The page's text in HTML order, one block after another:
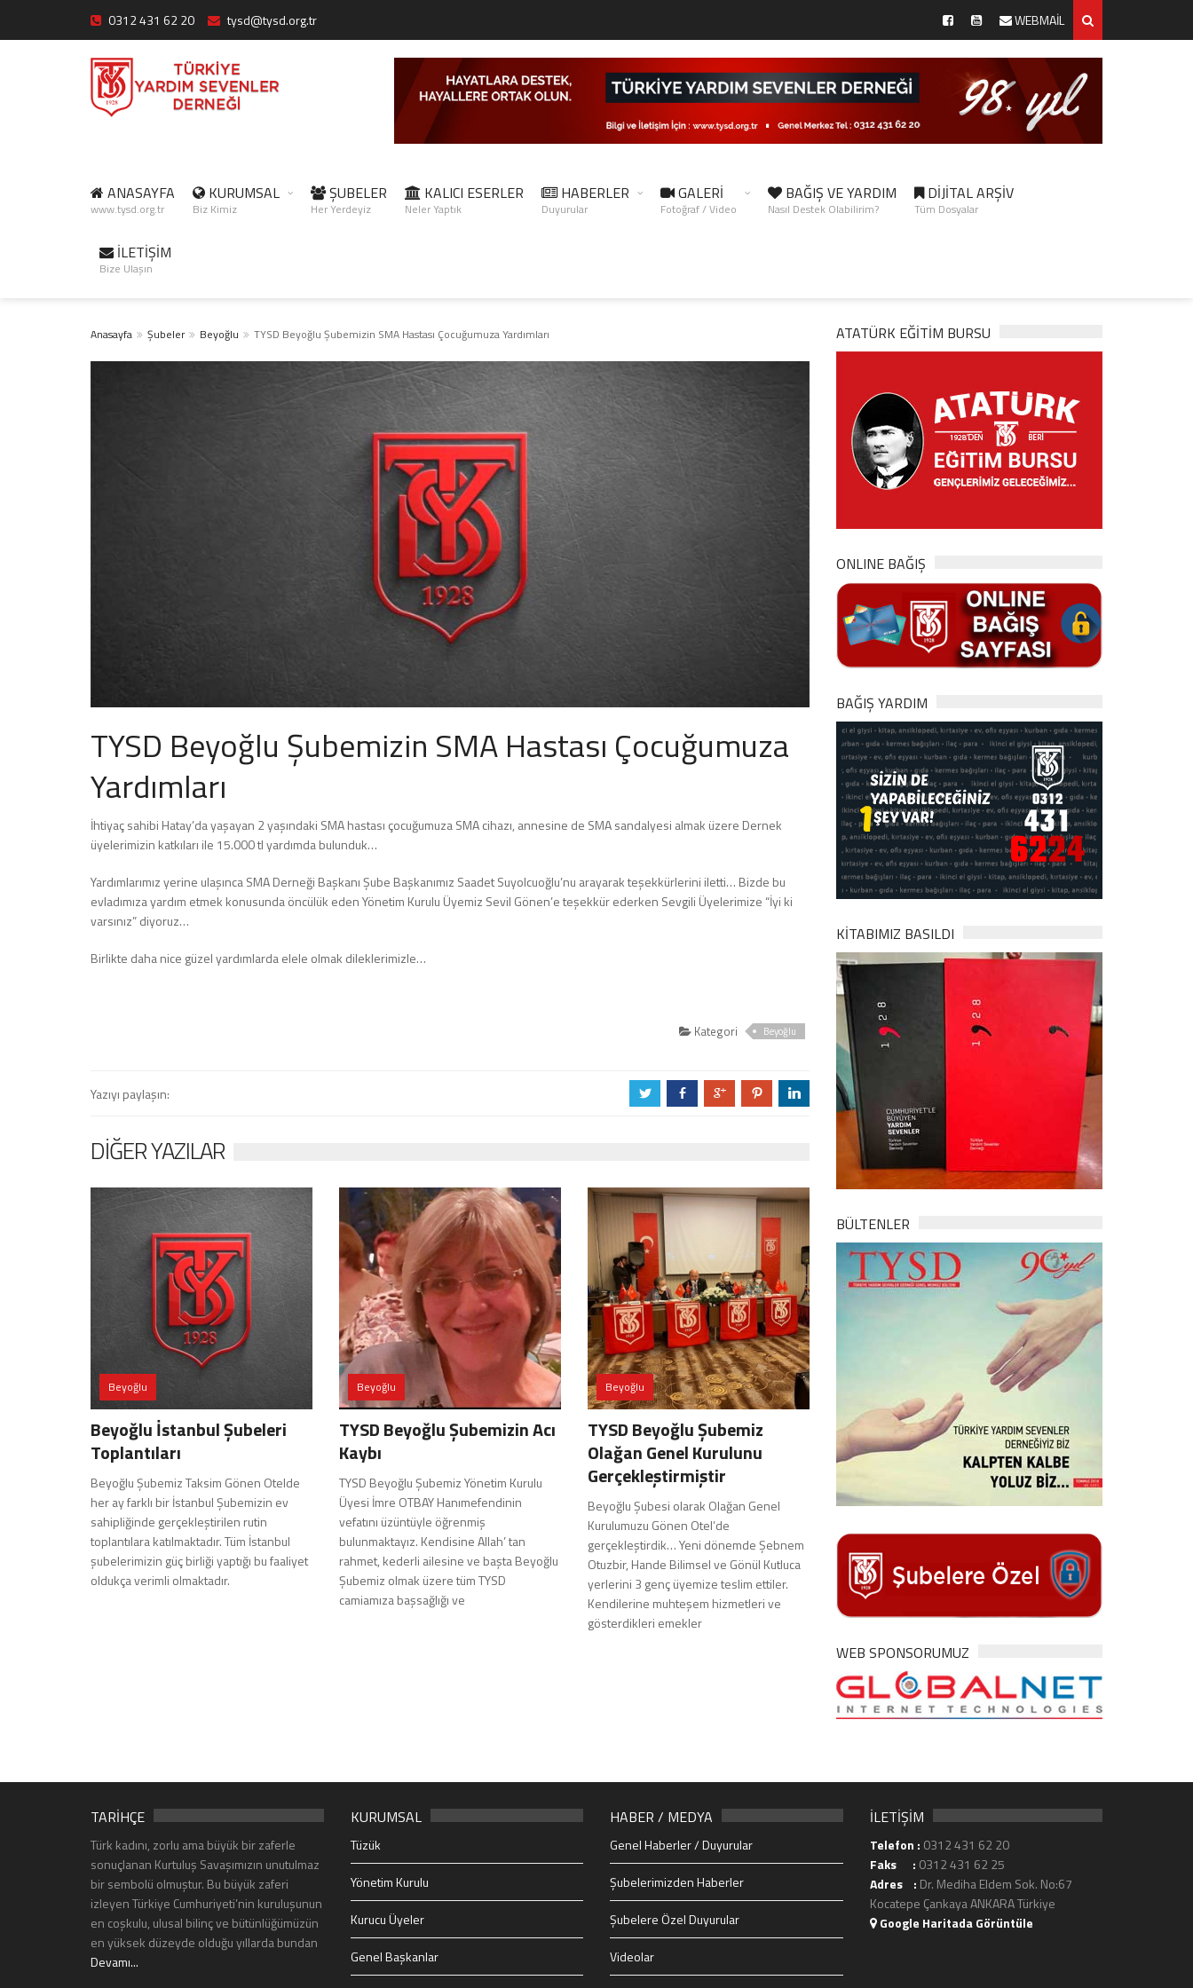
0312 431 62 20 tysd@tysd.org.tr WEBMAİL
ANASAYFA
www.tysd.org.tr
KURUMSAL
Biz Kimiz
ŞUBELER
Her Yerdeyiz
KALICI ESERLER
Neler Yaptık
HABERLER
Duyurular
GALERİ
Fotoğraf / Video
BAĞIŞ VE YARDIM
Nasıl Destek Olabilirim?
DİJİTAL ARŞİV
Tüm Dosyalar
İLETİŞİM
Bize Ulaşın
Anasayfa Şubeler Beyoğlu TYSD Beyoğlu Şubemizin SMA Hastası Çocuğumuza Yardımları
TYSD Beyoğlu Şubemizin SMA Hastası Çocuğumuza
Yardımları
İhtiyaç sahibi Hatay’da yaşayan 2 yaşındaki SMA hastası çocuğumuza SMA cihazı, annesine de SMA sandalyesi almak üzere Dernek
üyelerimizin katkıları ile 15.000 tl yardımda bulunduk…
Yardımlarımız yerine ulaşınca SMA Derneği Başkanı Şube Başkanımız Saadet Suyolcuoğlu’nu arayarak teşekkürlerini iletti… Bizde bu
evladımıza yardım etmek konusunda öncülük eden Yönetim Kurulu Üyemiz Sevil Gönen’e teşekkür ederken Sevgili Üyelerimize “İyi ki
varsınız” diyoruz…
Birlikte daha nice güzel yardımlarda elele olmak dileklerimizle…
Kategori Beyoğlu
Yazıyı paylaşın: a b c d j
DIĞER YAZILAR
Beyoğlu
Beyoğlu İstanbul Şubeleri
Toplantıları
Beyoğlu Şubemiz Taksim Gönen Otelde
her ay farklı bir İstanbul Şubemizin ev
sahipliğinde gerçekleştirilen rutin
toplantılara katılmaktadır. Tüm İstanbul
şubelerimizin güç birliği yaptığı bu faaliyet
oldukça verimli olmaktadır.
Beyoğlu
TYSD Beyoğlu Şubemizin Acı
Kaybı
TYSD Beyoğlu Şubemiz Yönetim Kurulu
Üyesi İmre OTBAY Hanımefendinin
vefatını üzüntüyle öğrenmiş
bulunmaktayız. Kendisine Allah’ tan
rahmet, kederli ailesine ve başta Beyoğlu
Şubemiz olmak üzere tüm TYSD
camiamıza başsağlığı ve
Beyoğlu
TYSD Beyoğlu Şubemiz
Olağan Genel Kurulunu
Gerçekleştirmiştir
Beyoğlu Şubesi olarak Olağan Genel
Kurulumuzu Gönen Otel’de
gerçekleştirdik… Yeni dönemde Şebnem
Otuzbir, Hande Bilimsel ve Gönül Kutluca
yerlerini 3 genç üyemize teslim ettiler.
Kendilerine muhteşem hizmetleri ve
gösterdikleri emekler
ATATÜRK EĞITIM BURSU
ONLINE BAĞIŞ
BAĞIŞ YARDIM
KİTABIMIZ BASILDI
BÜLTENLER
WEB SPONSORUMUZ
TARİHÇE
Türk kadını, zorlu ama büyük bir zaferle
sonuçlanan Kurtuluş Savaşımızın unutulmaz
bir sembolü olmuştur. Bu büyük zaferi
izleyen Türkiye Cumhuriyeti’nin kuruluşunun
en coşkulu, ulusal bilinç ve bütünlüğümüzün
en yüksek düzeyde olduğu yıllarda bundan
Devamı...
KURUMSAL
Tüzük
Yönetim Kurulu
Kurucu Üyeler
Genel Başkanlar
HABER / MEDYA
Genel Haberler / Duyurular
Şubelerimizden Haberler
Şubelere Özel Duyurular
Videolar
İLETİŞİM
Telefon : 0312 431 62 20
Faks : 0312 431 62 25
Adres : Dr. Mediha Eldem Sok. No:67
Kocatepe Çankaya ANKARA Türkiye
Google Haritada Görüntüle